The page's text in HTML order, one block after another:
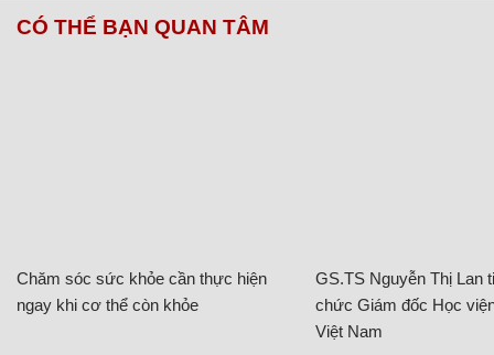
CÓ THỂ BẠN QUAN TÂM
Chăm sóc sức khỏe cần thực hiện
ngay khi cơ thể còn khỏe
GS.TS Nguyễn Thị Lan
chức Giám đốc Học
Việt Nam